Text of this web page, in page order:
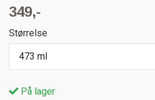
349,-
Størrelse
473 ml
På lager